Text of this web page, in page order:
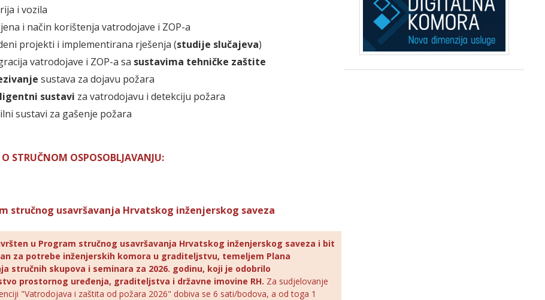
i vozila
i način korištenja vatrodojave i ZOP-a
projekti i implementirana rješenja (studije slučajeva)
vatrodojave i ZOP-a sa sustavima tehničke zaštite
sustava za dojavu požara
sustavi za vatrodojavu i detekciju požara
sustavi za gašenje požara
O STRUČNOM OSPOSOBLJAVANJU:
stručnog usavršavanja Hrvatskog inženjerskog saveza
u Program stručnog usavršavanja Hrvatskog inženjerskog saveza i bit
za potrebe inženjerskih komora u graditeljstvu, temeljem Plana
stručnih skupova i seminara za 2026. godinu, koji je odobrilo
prostornog uređenja, graditeljstva i državne imovine RH. Za sudjelovanje
"Vatrodojava i zaštita od požara 2026" dobiva se 6 sati/bodova, a od toga 1